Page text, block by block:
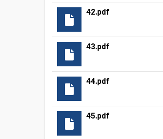
42.pdf
43.pdf
44.pdf
45.pdf